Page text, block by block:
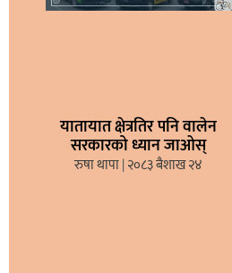
यातायात क्षेत्रतिर पनि वालेन
सरकारको ध्यान जाओस्
रुषा थापा २०८३ बैशाख २४